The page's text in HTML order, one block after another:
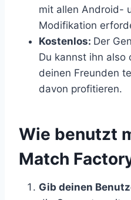
mit allen Android-
Modifikation
Kostenlos: Der
Du kannst ihn also
deinen Freunden
davon profitieren.
​Wie benutzt
Match
Gib deinen